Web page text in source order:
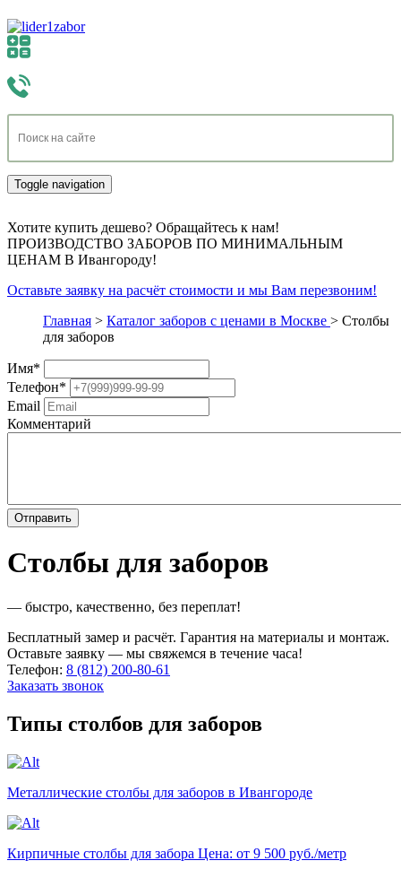
Toggle navigation
Хотите купить дешево? Обращайтесь к нам!
ПРОИЗВОДСТВО ЗАБОРОВ ПО МИНИМАЛЬНЫМ
ЦЕНАМ В Ивангороду!
Оставьте заявку на расчёт стоимости и мы Вам перезвоним!
Главная > Каталог заборов с ценами в Москве > Столбы
для заборов
Имя*
Телефон*
Email
Комментарий
Столбы для заборов
— быстро, качественно, без переплат!
Бесплатный замер и расчёт. Гарантия на материалы и монтаж.
Оставьте заявку — мы свяжемся в течение часа!
Телефон: 8 (812) 200-80-61
Заказать звонок
Типы столбов для заборов
Металлические столбы для заборов в Ивангороде
Кирпичные столбы для забора Цена: от 9 500 руб./метр